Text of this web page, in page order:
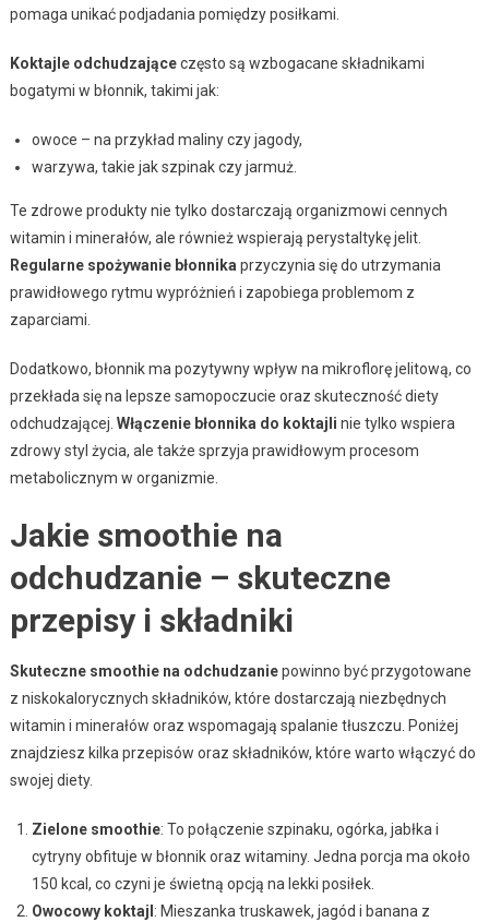
pomaga unikać podjadania pomiędzy posiłkami.
Koktajle odchudzająceczęsto są wzbogacane składnikami
bogatymi w błonnik, takimi jak:
owoce – na przykład maliny czy jagody,
warzywa, takie jak szpinak czy jarmuż.
Te zdrowe produkty nie tylko dostarczają organizmowi cennych
witamin i minerałów, ale również wspierają perystaltykę jelit.
Regularne spożywanie błonnika przyczynia się do utrzymania
prawidłowego rytmu wypróżnień i zapobiega problemom z
zaparciami.
Dodatkowo, błonnik ma pozytywny wpływ na mikroflorę jelitową, co
przekłada się na lepsze samopoczucie oraz skuteczność diety
odchudzającej. Włączenie błonnika do koktajli nie tylko wspiera
zdrowy styl życia, ale także sprzyja prawidłowym procesom
metabolicznym w organizmie.
Jakie smoothie na
odchudzanie – skuteczne
przepisy i składniki
Skuteczne smoothie na odchudzaniepowinno być przygotowane
z niskokalorycznych składników, które dostarczają niezbędnych
witamin i minerałów oraz wspomagają spalanie tłuszczu. Poniżej
znajdziesz kilka przepisów oraz składników, które warto włączyć do
swojej diety.
Zielone smoothie: To połączenie szpinaku, ogórka, jabłka i
cytryny obfituje w błonnik oraz witaminy. Jedna porcja ma około
150 kcal, co czyni je świetną opcją na lekki posiłek.
Owocowy koktajl : Mieszanka truskawek, jagód i banana z